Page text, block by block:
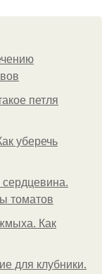
петля
уберечь
томатов
Как
для клубники.